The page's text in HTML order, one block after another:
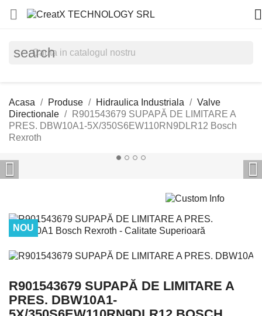
 
search
Acasa Produse Hidraulica Industriala
Valve
Directionale
R901543679 SUPAPĂ DE LIMITARE A
PRES. DBW10A1-5X/350S6EW110RN9DLR12 Bosch
Rexroth
 
NOU
R901543679 SUPAPĂ DE LIMITARE A
PRES. DBW10A1-